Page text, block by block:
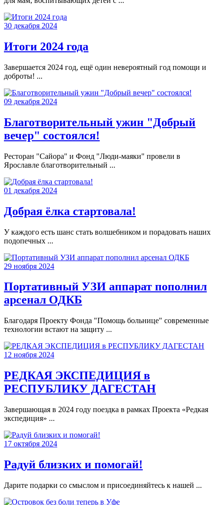
30 декабря 2024
Итоги 2024 года
Завершается 2024 год, ещё один невероятный год помощи и
доброты! ...
09 декабря 2024
Благотворительный ужин "Добрый
вечер" состоялся!
Ресторан "Сайора" и Фонд "Люди-маяки" провели в
Ярославле благотворительный ...
01 декабря 2024
Добрая ёлка стартовала!
У каждого есть шанс стать волшебником и порадовать наших
подопечных ...
29 ноября 2024
Портативный УЗИ аппарат пополнил
арсенал ОДКБ
Благодаря Проекту Фонда "Помощь больнице" современные
технологии встают на защиту ...
12 ноября 2024
РЕДКАЯ ЭКСПЕДИЦИЯ в
РЕСПУБЛИКУ ДАГЕСТАН
Завершающая в 2024 году поездка в рамках Проекта «Редкая
экспедиция» ...
17 октября 2024
Радуй близких и помогай!
Дарите подарки со смыслом и присоединяйтесь к нашей ...